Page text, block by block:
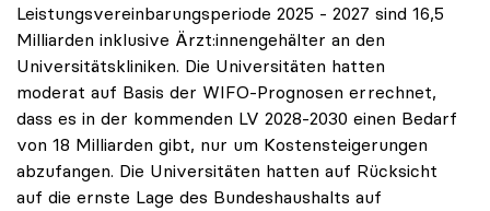
Leistungsvereinbarungsperiode 2025 - 2027 sind 16,5
Milliarden inklusive Ärzt:innengehälter an den
Universitätskliniken. Die Universitäten hatten
moderat auf Basis der WIFO-Prognosen errechnet,
dass es in der kommenden LV 2028-2030 einen Bedarf
von 18 Milliarden gibt, nur um Kostensteigerungen
abzufangen. Die Universitäten hatten auf Rücksicht
auf die ernste Lage des Bundeshaushalts auf